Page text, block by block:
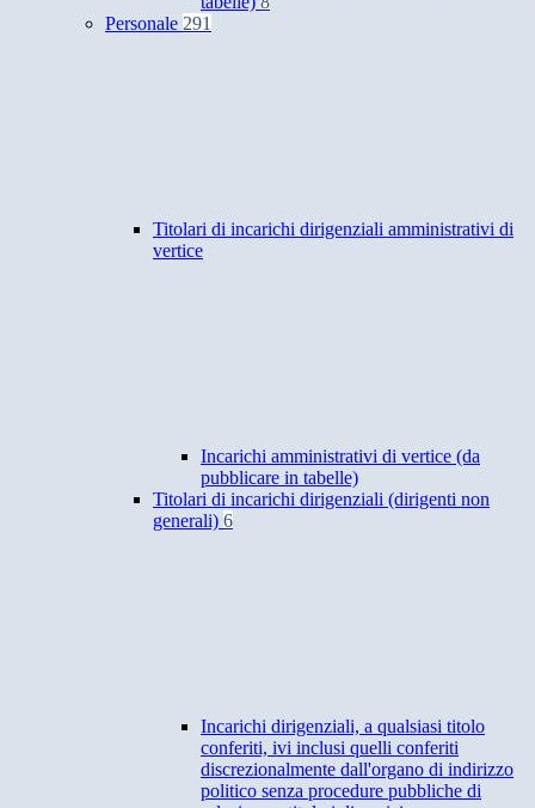
Personale 291
Titolari di incarichi dirigenziali amministrativi di
vertice
Incarichi amministrativi di vertice (da
pubblicare in tabelle)
Titolari di incarichi dirigenziali (dirigenti non
generali) 6
Incarichi dirigenziali, a qualsiasi titolo
conferiti, ivi inclusi quelli conferiti
discrezionalmente dall'organo di indirizzo
politico senza procedure pubbliche di